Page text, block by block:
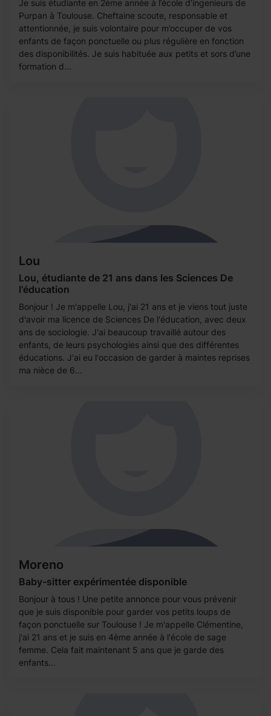
Je suis étudiante en 2ème année à l’école d’ingenieurs de
Purpan à Toulouse. Cheftaine scoute, responsable et
attentionnée, je suis volontaire pour m’occuper de vos
enfants de façon ponctuelle ou plus régulière en fonction
des disponibilités. Je suis habituée aux petits et sors d’une
formation d...
Lou
Lou, étudiante de 21 ans dans les Sciences De
l'éducation
Bonjour ! Je m'appelle Lou, j'ai 21 ans et je viens tout juste
d'avoir ma licence de Sciences De l'éducation, avec deux
ans de sociologie. J'ai beaucoup travaillé autour des
enfants, de leurs psychologies ainsi que des différentes
éducations. J'ai eu l'occasion de garder à maintes reprises
ma nièce de 6...
Moreno
Baby-sitter expérimentée disponible
Bonjour à tous ! Une petite annonce pour vous prévenir
que je suis disponible pour garder vos petits loups de
façon ponctuelle sur Toulouse ! Je m'appelle Clémentine,
j'ai 21 ans et je suis en 4ème année à l'école de sage
femme. Cela fait maintenant 5 ans que je garde des
enfants...